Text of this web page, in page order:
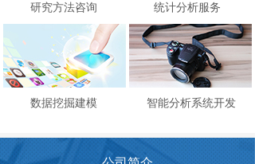
统计分析服务
研究方法咨询
智能分析系统开发
数据挖掘建模